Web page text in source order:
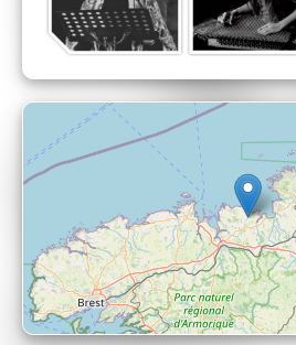
Liqaa sera accompagnée
(cithare à cordes pincées),
le Moyen-Orient, Florian
percussions.
Liqaa Marooqi chant
Maëlle Vallet kanoun
Florian Bellec percussions